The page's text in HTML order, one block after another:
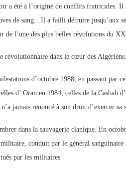
a été à l’origine de conflits fratricides. Il
de sang…Il a failli détruire jusqu’aux
de l’une des plus belles révolutions du
révolutionnaire dans le cœur des Algériens.
d’octobre 1988, en passant par
d’ Oran en 1984, celles de la Casbah
jamais renoncé à son droit d’exercer sa
dans la sauvagerie clanique. En
conduit par le général sanguinaire
par les militaires.